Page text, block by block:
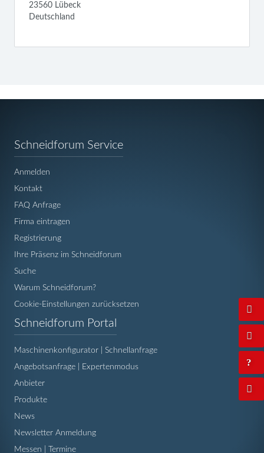
23560 Lübeck
Deutschland
Schneidforum ServiceNavigation
Anmelden
Kontakt
FAQ Anfrage
Firma eintragen
Registrierung
Ihre Präsenz im Schneidforum
Suche
Warum Schneidforum?
Cookie-Einstellungen zurücksetzen
Schneidforum Portal
Maschinenkonfigurator | Schnellanfrage
Angebotsanfrage | Expertenmodus
Anbieter
Produkte
News
Newsletter Anmeldung
Messen | Termine